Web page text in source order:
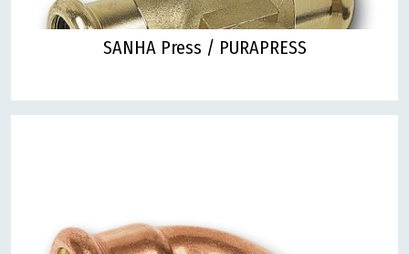
SANHA Press / PURAPRESS